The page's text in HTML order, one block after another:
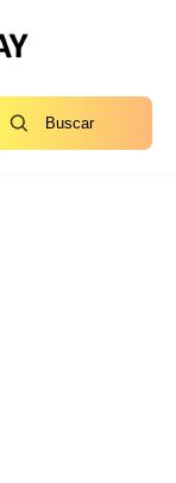
Buscar